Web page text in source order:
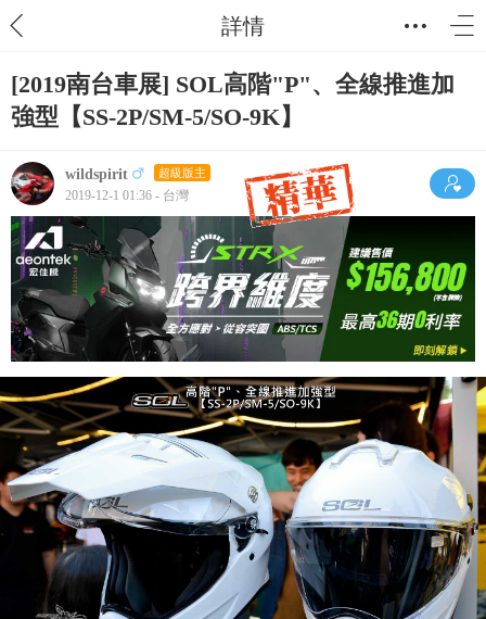
詳情
[2019南台車展] SOL高階"P"、全線推進加
強型【SS-2P/SM-5/SO-9K】
wildspirit 超級版主
2019-12-1 01:36 - 台灣